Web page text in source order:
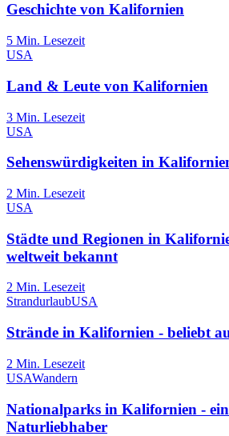
Geschichte von Kalifornien
5 Min. Lesezeit
USA
Land & Leute von Kalifornien
3 Min. Lesezeit
USA
Sehenswürdigkeiten in
2 Min. Lesezeit
USA
Städte und Regionen in
weltweit bekannt
2 Min. Lesezeit
StrandurlaubUSA
Strände in Kalifornien - beliebt
2 Min. Lesezeit
USAWandern
Nationalparks in Kalifornien -
Naturliebhaber